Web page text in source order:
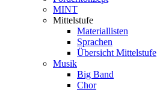
MINT
Mittelstufe
Materiallisten
Sprachen
Übersicht Mittelstufe
Musik
Big Band
Chor